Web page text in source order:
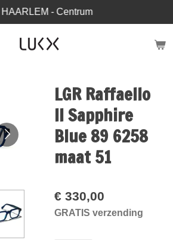
HAARLEM - Centrum
LGR Raffaello
II Sapphire
Blue 89 6258
maat 51
€ 330,00
GRATIS verzending